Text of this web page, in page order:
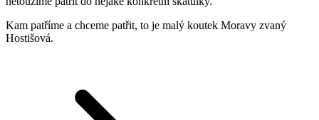
Kam patříme a chceme patřit, to je malý koutek Moravy zvaný
Hostišová.